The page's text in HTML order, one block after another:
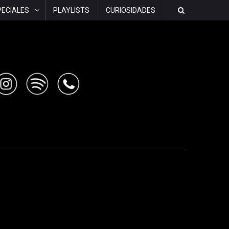
PLAYLISTS CURIOSIDADES